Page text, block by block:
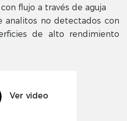
flujo a través de aguja
analitos no detectados con
de alto rendimiento
Ver video